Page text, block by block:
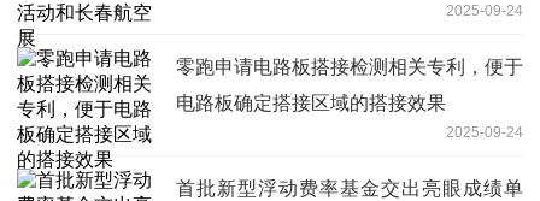
2025-09-24
零跑申请电路板搭接检测相关专利，便于
电路板确定搭接区域的搭接效果
2025-09-24
首批新型浮动费率基金交出亮眼成绩单